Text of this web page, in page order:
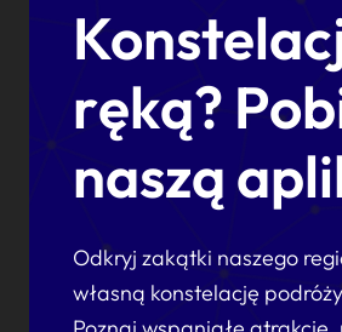
ręką?
naszą
Odkryj zakątki naszego
własną konstelację